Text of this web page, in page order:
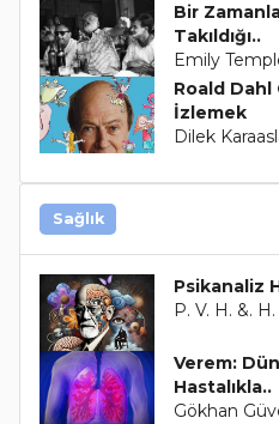
Bir
Takıldığı..
Emily
Roald Dahl
İzlemek
Dilek
Sağlık
Psikanaliz
P. V. H. &.
Verem:
Hastalıkla..
Gökhan